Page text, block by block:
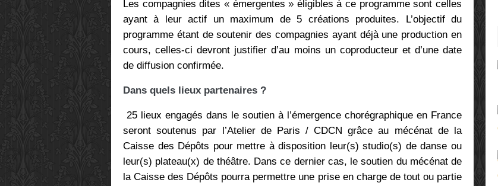
Les compagnies dites « émergentes » éligibles à ce programme sont celles
ayant à leur actif un maximum de 5 créations produites. L’objectif du
programme étant de soutenir des compagnies ayant déjà une production en
cours, celles-ci devront justifier d’au moins un coproducteur et d’une date
de diffusion confirmée.
Dans quels lieux partenaires ?
25 lieux engagés dans le soutien à l’émergence chorégraphique en France
seront soutenus par l’Atelier de Paris / CDCN grâce au mécénat de la
Caisse des Dépôts pour mettre à disposition leur(s) studio(s) de danse ou
leur(s) plateau(x) de théâtre. Dans ce dernier cas, le soutien du mécénat de
la Caisse des Dépôts pourra permettre une prise en charge de tout ou partie